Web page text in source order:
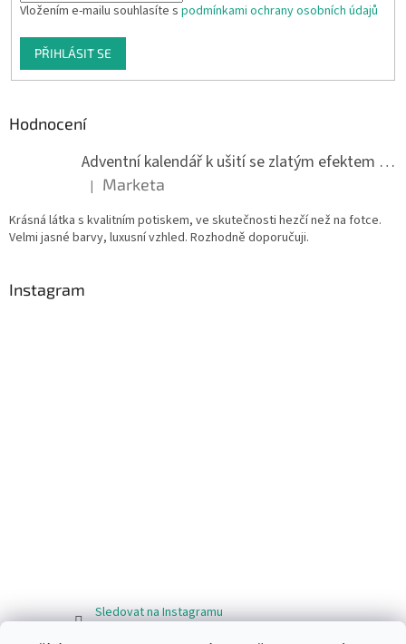
Vložením e-mailu souhlasíte s podmínkami ochrany osobních údajů
PŘIHLÁSIT SE
Hodnocení
Adventní kalendář k ušití se zlatým efektem 042Q
Hodnocení produktu je 5 z 5 hvězdiček.
| Marketa
Krásná látka s kvalitním potiskem, ve skutečnosti hezčí než na fotce.
Velmi jasné barvy, luxusní vzhled. Rozhodně doporučuji.
Instagram
Sledovat na Instagramu